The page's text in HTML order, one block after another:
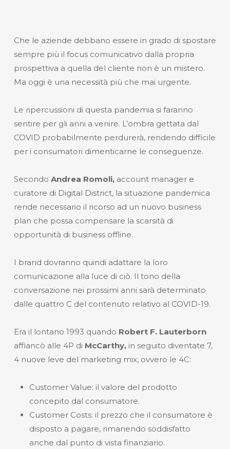
Che le aziende debbano essere in grado di spostare
sempre più il focus comunicativo dalla propria
prospettiva a quella del cliente non è un mistero.
Ma oggi è una necessità più che mai urgente.
Le ripercussioni di questa pandemia si faranno
sentire per gli anni a venire. L’ombra gettata dal
COVID probabilmente perdurerà, rendendo difficile
per i consumatori dimenticarne le conseguenze.
Secondo Andrea Romoli, account manager e
curatore di Digital District,la situazione pandemica
rende necessario il ricorso ad un nuovo business
plan che possa compensare la scarsità di
opportunità di business offline.
I brand dovranno quindi adattare la loro
comunicazione alla luce di ciò. Il tono della
conversazione nei prossimi anni sarà determinato
dalle quattro C del contenuto relativo al COVID-19.
Era il lontano 1993 quando Robert F. Lauterborn
affiancò alle 4P di McCarthy, in seguito diventate 7,
4 nuove leve del marketing mix, ovvero le 4C:
Customer Value: il valore del prodotto
concepito dal consumatore.
Customer Costs: il prezzo che il consumatore è
disposto a pagare, rimanendo soddisfatto
anche dal punto di vista finanziario.